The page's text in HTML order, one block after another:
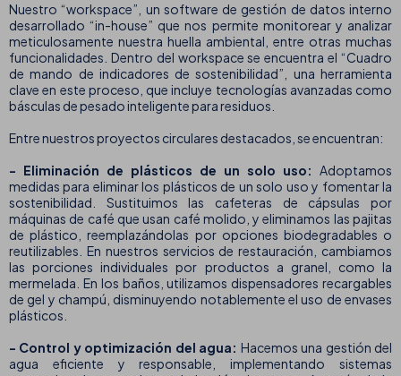
Nuestro “workspace”, un software de gestión de datos interno
desarrollado “in-house” que nos permite monitorear y analizar
meticulosamente nuestra huella ambiental, entre otras muchas
funcionalidades. Dentro del workspace se encuentra el “Cuadro
de mando de indicadores de sostenibilidad”, una herramienta
clave en este proceso, que incluye tecnologías avanzadas como
básculas de pesado inteligente para residuos.
Entre nuestros proyectos circulares destacados, se encuentran:
- Eliminación de plásticos de un solo uso: Adoptamos
medidas para eliminar los plásticos de un solo uso y fomentar la
sostenibilidad. Sustituimos las cafeteras de cápsulas por
máquinas de café que usan café molido, y eliminamos las pajitas
de plástico, reemplazándolas por opciones biodegradables o
reutilizables. En nuestros servicios de restauración, cambiamos
las porciones individuales por productos a granel, como la
mermelada. En los baños, utilizamos dispensadores recargables
de gel y champú, disminuyendo notablemente el uso de envases
plásticos.
- Control y optimización del agua: Hacemos una gestión del
agua eficiente y responsable, implementando sistemas